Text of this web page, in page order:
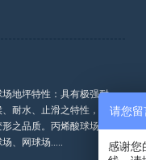
场地坪特性：具有极强耐
、耐水、止滑之特性，防撕
之品质。丙烯酸球场适用
、网球场.....
请您留
感谢您